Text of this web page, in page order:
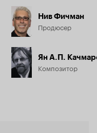
Нив Фичман
Продюсер
Ян А.П.
Композитор